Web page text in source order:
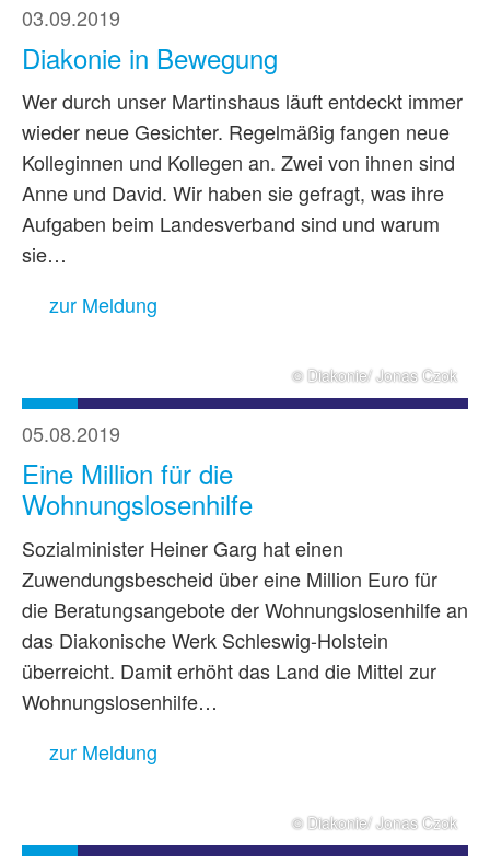
03.09.2019
Diakonie in Bewegung
Wer durch unser Martinshaus läuft entdeckt immer
wieder neue Gesichter. Regelmäßig fangen neue
Kolleginnen und Kollegen an. Zwei von ihnen sind
Anne und David. Wir haben sie gefragt, was ihre
Aufgaben beim Landesverband sind und warum
sie…
zur Meldung
© Diakonie/ Jonas Czok
05.08.2019
Eine Million für die
Wohnungslosenhilfe
Sozialminister Heiner Garg hat einen
Zuwendungsbescheid über eine Million Euro für
die Beratungsangebote der Wohnungslosenhilfe an
das Diakonische Werk Schleswig-Holstein
überreicht. Damit erhöht das Land die Mittel zur
Wohnungslosenhilfe…
zur Meldung
© Diakonie/ Jonas Czok